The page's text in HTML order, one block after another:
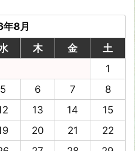
8月
木 金
土
1
5 6 7
8
13 14
15
20 21
22